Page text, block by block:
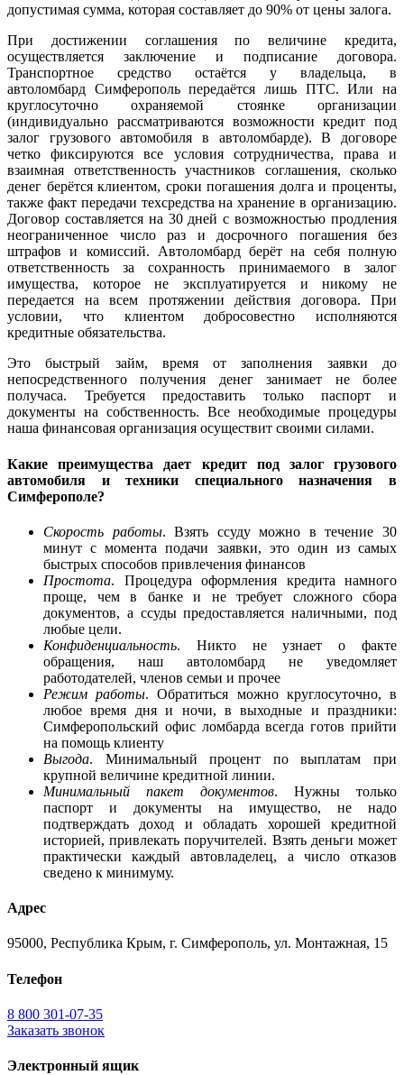
допустимая сумма, которая составляет до 90% от цены залога.
При достижении соглашения по величине кредита,
осуществляется заключение и подписание договора.
Транспортное средство остаётся у владельца, в
автоломбард Симферополь передаётся лишь ПТС. Или на
круглосуточно охраняемой стоянке организации
(индивидуально рассматриваются возможности кредит под
залог грузового автомобиля в автоломбарде). В договоре
четко фиксируются все условия сотрудничества, права и
взаимная ответственность участников соглашения, сколько
денег берётся клиентом, сроки погашения долга и проценты,
также факт передачи техсредства на хранение в организацию.
Договор составляется на 30 дней с возможностью продления
неограниченное число раз и досрочного погашения без
штрафов и комиссий. Автоломбард берёт на себя полную
ответственность за сохранность принимаемого в залог
имущества, которое не эксплуатируется и никому не
передается на всем протяжении действия договора. При
условии, что клиентом добросовестно исполняются
кредитные обязательства.
Это быстрый займ, время от заполнения заявки до
непосредственного получения денег занимает не более
получаса. Требуется предоставить только паспорт и
документы на собственность. Все необходимые процедуры
наша финансовая организация осуществит своими силами.
Какие преимущества дает кредит под залог грузового
автомобиля и техники специального назначения в
Симферополе?
Скорость работы. Взять ссуду можно в течение 30
минут с момента подачи заявки, это один из самых
быстрых способов привлечения финансов
Простота. Процедура оформления кредита намного
проще, чем в банке и не требует сложного сбора
документов, а ссуды предоставляется наличными, под
любые цели.
Конфиденциальность. Никто не узнает о факте
обращения, наш автоломбард не уведомляет
работодателей, членов семьи и прочее
Режим работы. Обратиться можно круглосуточно, в
любое время дня и ночи, в выходные и праздники:
Симферопольский офис ломбарда всегда готов прийти
на помощь клиенту
Выгода. Минимальный процент по выплатам при
крупной величине кредитной линии.
Минимальный пакет документов. Нужны только
паспорт и документы на имущество, не надо
подтверждать доход и обладать хорошей кредитной
историей, привлекать поручителей. Взять деньги может
практически каждый автовладелец, а число отказов
сведено к минимуму.
Адрес
95000, Республика Крым, г. Симферополь, ул. Монтажная, 15
Телефон
8 800 301-07-35
Заказать звонок
Электронный ящик